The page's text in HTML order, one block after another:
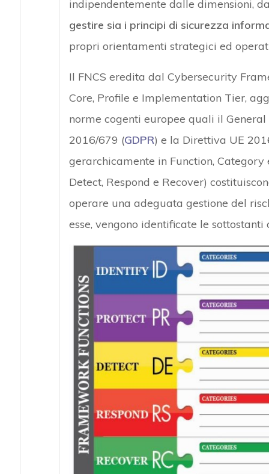
indipendentemente dalle dimensioni,
gestire sia i principi di sicurezza
propri orientamenti strategici ed
Il FNCS eredita dal Cybersecurity
Core, Profile e Implementation Tier,
norme cogenti europee quali il
2016/679 (GDPR) e la Direttiva UE
gerarchicamente in Function, Category
Detect, Respond e Recover)
operare una adeguata gestione del
esse, vengono identificate le